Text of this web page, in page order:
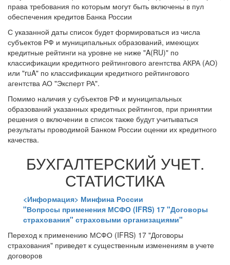
права требования по которым могут быть включены в пул
обеспечения кредитов Банка России
С указанной даты список будет формироваться из числа
субъектов РФ и муниципальных образований, имеющих
кредитные рейтинги на уровне не ниже "A(RU)" по
классификации кредитного рейтингового агентства АКРА (АО)
или "ruA" по классификации кредитного рейтингового
агентства АО "Эксперт РА".
Помимо наличия у субъектов РФ и муниципальных
образований указанных кредитных рейтингов, при принятии
решения о включении в список также будут учитываться
результаты проводимой Банком России оценки их кредитного
качества.
БУХГАЛТЕРСКИЙ УЧЕТ.
СТАТИСТИКА
<Информация> Минфина России
"Вопросы применения МСФО (IFRS) 17 "Договоры
страхования" страховыми организациями"
Переход к применению МСФО (IFRS) 17 "Договоры
страхования" приведет к существенным изменениям в учете
договоров